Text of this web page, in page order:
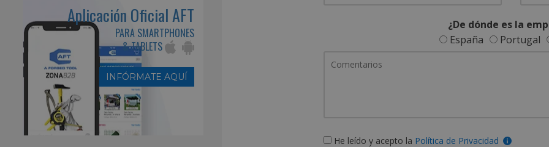
¿De dónde es la
España
Portugal
He leído y acepto la Política de Privacidad
Aplicación Oficial AFT
PARA SMARTPHONES
& TABLETS
INFÓRMATE AQUÍ